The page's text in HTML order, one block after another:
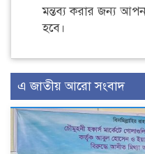
মন্তব্য করার জন্য
হবে।
এ জাতীয় আরো সংবাদ